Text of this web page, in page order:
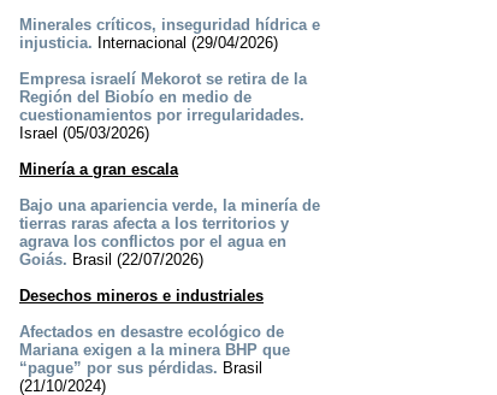
Minerales críticos, inseguridad hídrica e
injusticia. Internacional (29/04/2026)
Empresa israelí Mekorot se retira de la
Región del Biobío en medio de
cuestionamientos por irregularidades.
Israel (05/03/2026)
Minería a gran escala
Bajo una apariencia verde, la minería de
tierras raras afecta a los territorios y
agrava los conflictos por el agua en
Goiás. Brasil (22/07/2026)
Desechos mineros e industriales
Afectados en desastre ecológico de
Mariana exigen a la minera BHP que
“pague” por sus pérdidas. Brasil
(21/10/2024)